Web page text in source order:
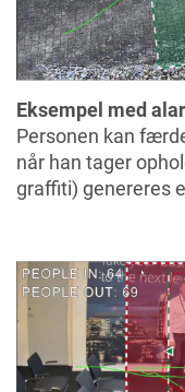
Eksempel med
Personen kan
når han tager
graffiti) genereres